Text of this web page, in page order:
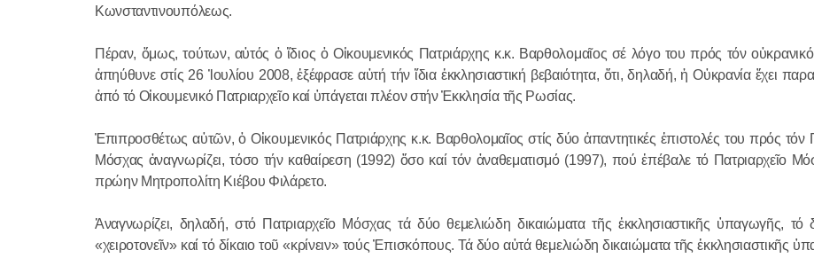
Κωνσταντινουπόλεως.
Πέραν, ὅμως, τούτων, αὐτός ὁ ἴδιος ὁ Οἰκουμενικός Πατριάρχης κ.κ. Βαρθολομαῖος σέ λόγο του πρός τόν
ἀπηύθυνε στίς 26 Ἰουλίου 2008, ἐξέφρασε αὐτή τήν ἴδια ἐκκλησιαστική βεβαιότητα, ὅτι, δηλαδή, ἡ Οὐκρανία ἔχει
ἀπό τό Οἰκουμενικό Πατριαρχεῖο καί ὑπάγεται πλέον στήν Ἐκκλησία τῆς Ρωσίας.
Ἐπιπροσθέτως αὐτῶν, ὁ Οἰκουμενικός Πατριάρχης κ.κ. Βαρθολομαῖος στίς δύο ἀπαντητικές ἐπιστολές του πρός τόν
Μόσχας ἀναγνωρίζει, τόσο τήν καθαίρεση (1992) ὅσο καί τόν ἀναθεματισμό (1997), πού ἐπέβαλε τό Πατριαρχεῖο
πρώην Μητροπολίτη Κιέβου Φιλάρετο.
Ἀναγνωρίζει, δηλαδή, στό Πατριαρχεῖο Μόσχας τά δύο θεμελιώδη δικαιώματα τῆς ἐκκλησιαστικῆς ὑπαγωγῆς, τό
«χειροτονεῖν» καί τό δίκαιο τοῦ «κρίνειν» τούς Ἐπισκόπους. Τά δύο αὐτά θεμελιώδη δικαιώματα τῆς ἐκκλησιαστικῆς
ΣΤΟΝ ΙΕΡΟ
18.07.2016
ΤΕΛΕΤΗ
ΟΡΘΟΔΟΞΗ
ΑΥΤΗΝ ΑΠΟ
23.04.2016